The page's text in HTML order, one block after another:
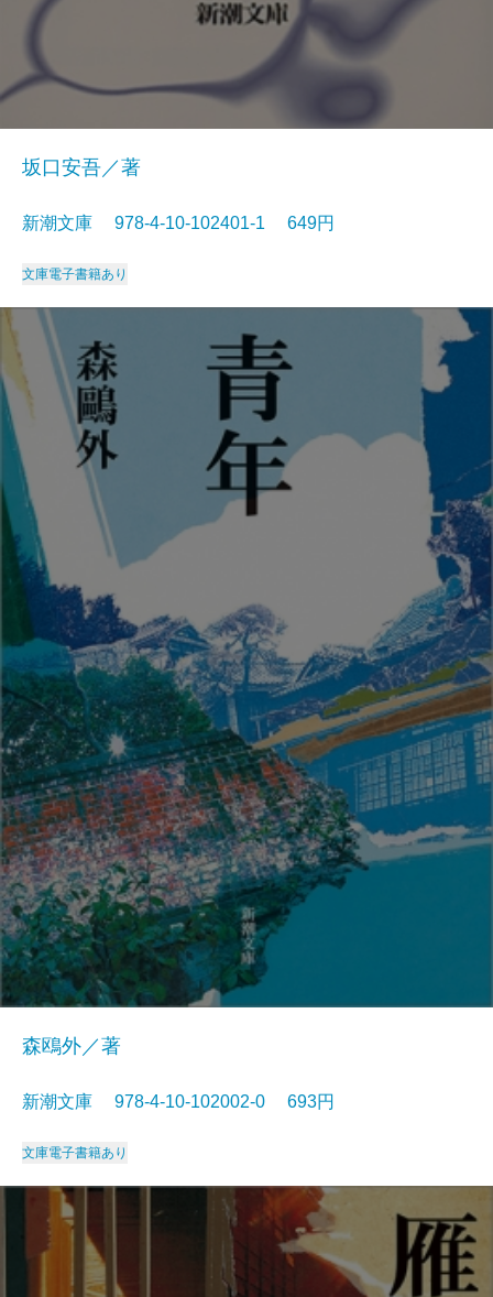
坂口安吾／著
新潮文庫 978-4-10-102401-1 649円
文庫電子書籍あり
森鴎外／著
新潮文庫 978-4-10-102002-0 693円
文庫電子書籍あり